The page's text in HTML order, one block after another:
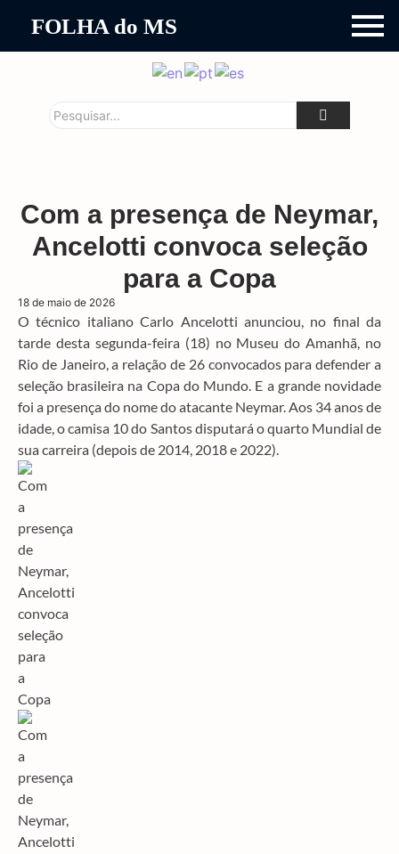
FOLHA do MS
Com a presença de Neymar,
Ancelotti convoca seleção
para a Copa
18 de maio de 2026
O técnico italiano Carlo Ancelotti anunciou, no final da
tarde desta segunda-feira (18) no Museu do Amanhã, no
Rio de Janeiro, a relação de 26 convocados para defender a
seleção brasileira na Copa do Mundo. E a grande novidade
foi a presença do nome do atacante Neymar. Aos 34 anos de
idade, o camisa 10 do Santos disputará o quarto Mundial de
sua carreira (depois de 2014, 2018 e 2022).